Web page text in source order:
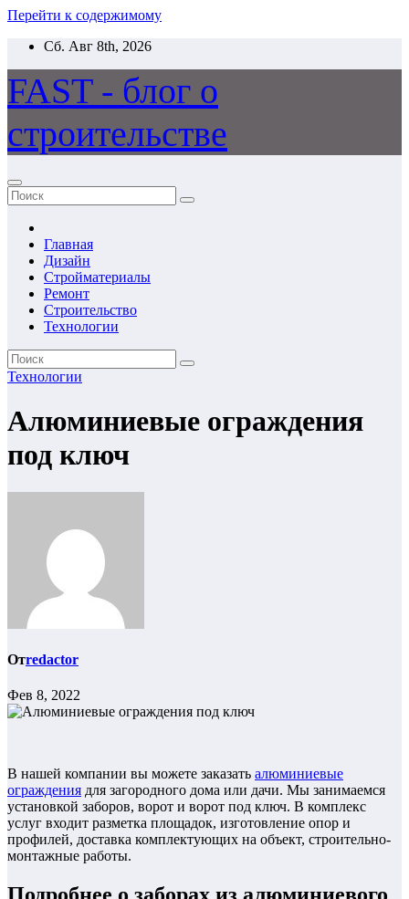
Перейти к содержимому
Сб. Авг 8th, 2026
FAST - блог о
строительстве
Главная
Дизайн
Стройматериалы
Ремонт
Строительство
Технологии
Технологии
Алюминиевые ограждения
под ключ
Отredactor
Фев 8, 2022
В нашей компании вы можете заказать алюминиевые
ограждения для загородного дома или дачи. Мы занимаемся
установкой заборов, ворот и ворот под ключ. В комплекс
услуг входит разметка площадок, изготовление опор и
профилей, доставка комплектующих на объект, строительно-
монтажные работы.